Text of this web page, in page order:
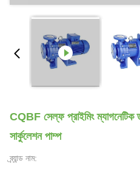
CQBF সেল্ফ প্রাইমিং ম্যাগনেটিক
সার্কুলেশন পাম্প
ব্র্যান্ড নাম: